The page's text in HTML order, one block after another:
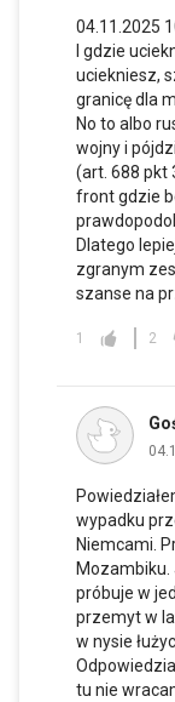
04.11.2025
I gdzie
uciekniesz,
granicę dla
No to albo
wojny i
(art. 688 pkt
front gdzie
Dlatego
zgranym
szanse na
1 2
wypadku
Niemcami.
Mozambiku.
próbuje w
przemyt w
w nysie
tu nie